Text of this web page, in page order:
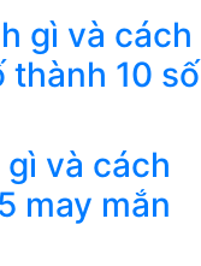
gì và cách
thành 10 số
và cách
may mắn